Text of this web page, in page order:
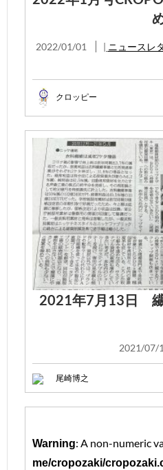
2022/01/01 | ニュースレ
クロッピー
2021年7月13日
2021/07/
尾崎博之
Warning: A non-numeric
me/cropozaki/